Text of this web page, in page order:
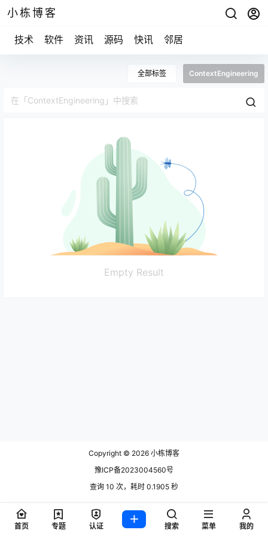
小栋博客
技术 软件 资讯 源码 快讯 邻居
全部标签 ContextEngineering
Empty Result
Copyright © 2026 小栋博客
豫ICP备2023004560号
查询 10 次，耗时 0.1905 秒
首页 专题 认证 搜索 菜单 我的